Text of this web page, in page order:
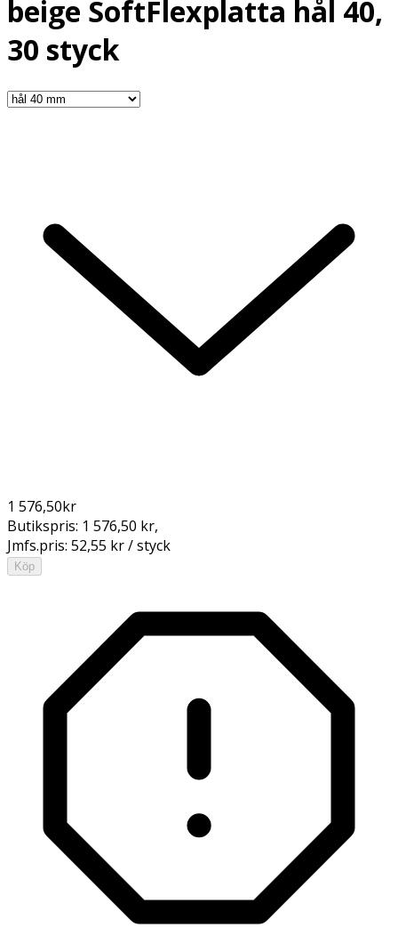
beige SoftFlexplatta hål 40,
30 styck
1 576,50kr
Butikspris: 1 576,50 kr,
Jmfs.pris: 52,55 kr / styck
Köp